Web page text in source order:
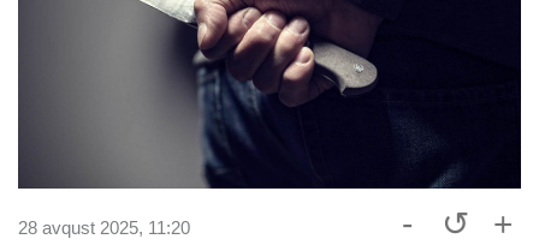
28 avqust 2025, 11:20 - ↺ +